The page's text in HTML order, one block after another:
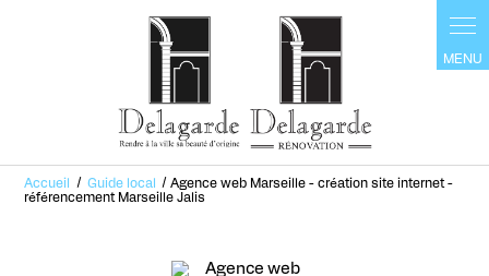
Accueil Guide local
Agence web Marseille - création site internet -
référencement Marseille Jalis